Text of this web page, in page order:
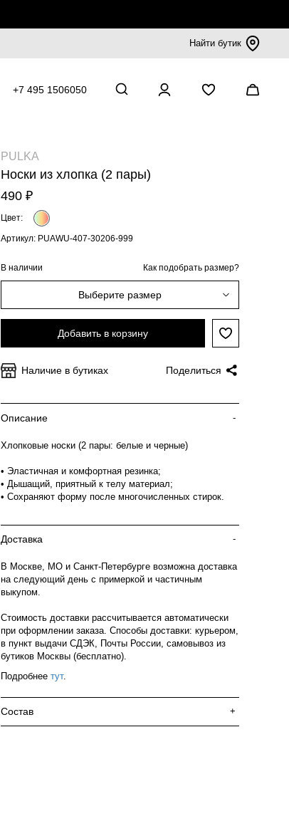
Найти бутик
+7 495 1506050
PULKA
Носки из хлопка (2 пары)
490 ₽
Цвет:
Артикул: PUAWU-407-30206-999
В наличии Как подобрать размер?
Выберите размер
Добавить в корзину
Наличие в бутиках Поделиться
Описание -
Хлопковые носки (2 пары: белые и черные)
• Эластичная и комфортная резинка;
• Дышащий, приятный к телу материал;
• Сохраняют форму после многочисленных стирок.
Доставка -
В Москве, МО и Санкт-Петербурге возможна доставка
на следующий день с примеркой и частичным
выкупом.
Стоимость доставки рассчитывается автоматически
при оформлении заказа. Способы доставки: курьером,
в пункт выдачи СДЭК, Почты России, самовывоз из
бутиков Москвы (бесплатно).
Подробнее тут.
Состав +